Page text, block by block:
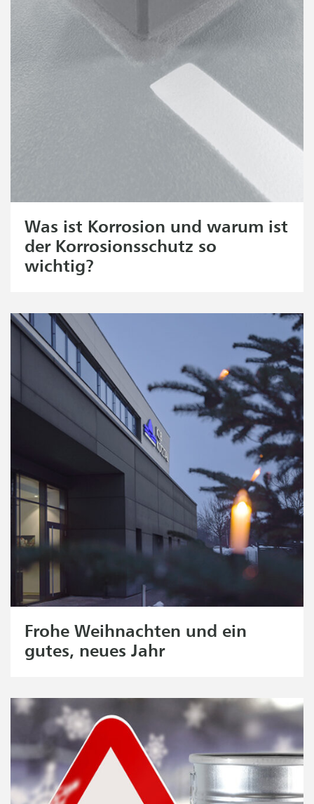
Was ist Korrosion und warum ist
der Korrosionsschutz so
wichtig?
Frohe Weihnachten und ein
gutes, neues Jahr